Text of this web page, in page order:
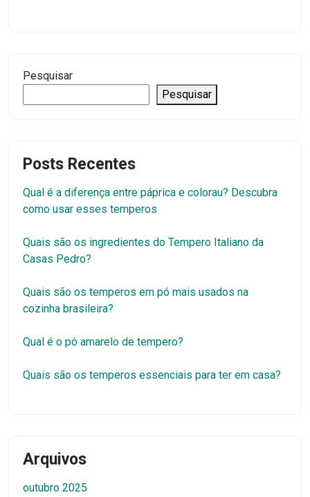
Pesquisar
Pesquisar
Posts Recentes
Qual é a diferença entre páprica e colorau? Descubra
como usar esses temperos
Quais são os ingredientes do Tempero Italiano da
Casas Pedro?
Quais são os temperos em pó mais usados na
cozinha brasileira?
Qual é o pó amarelo de tempero?
Quais são os temperos essenciais para ter em casa?
Arquivos
outubro 2025